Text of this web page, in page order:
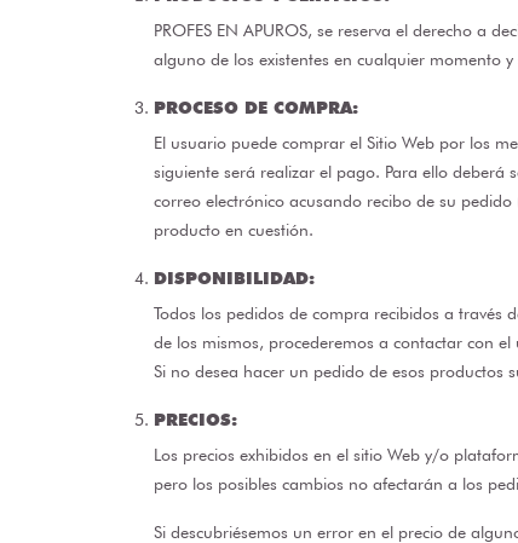
PROFES EN APUROS, se reserva el derecho a
alguno de los existentes en cualquier momento y
PROCESO DE COMPRA:
El usuario puede comprar el Sitio Web por los
siguiente será realizar el pago. Para ello
correo electrónico acusando recibo de su
producto en cuestión.
DISPONIBILIDAD:
Todos los pedidos de compra recibidos a través
de los mismos, procederemos a contactar con
Si no desea hacer un pedido de esos productos
PRECIOS:
Los precios exhibidos en el sitio Web y/o
pero los posibles cambios no afectarán a los
Si descubriésemos un error en el precio de